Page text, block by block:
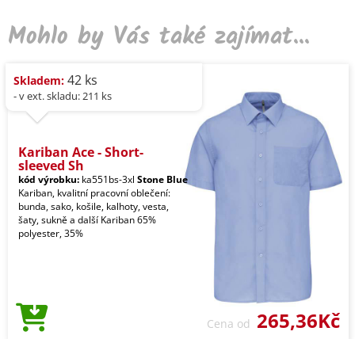
Mohlo by Vás také zajímat...
Skladem: 42 ks
- v ext. skladu: 211 ks
Kariban Ace - Short-
sleeved Sh
kód výrobku: ka551bs-3xl Stone Blue
Kariban, kvalitní pracovní oblečení:
bunda, sako, košile, kalhoty, vesta,
šaty, sukně a další Kariban 65%
polyester, 35%
Cena od 265,36Kč